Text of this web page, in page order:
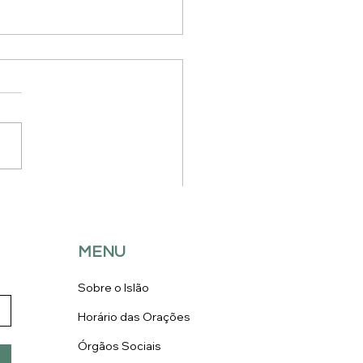
na categoria
MENU
Sobre o Islão
Horário das Orações
Órgãos Sociais